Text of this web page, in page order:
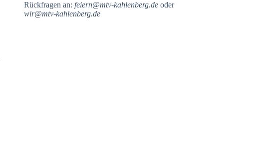
Rückfragen an:feiern@mtv-kahlenberg.de oder
wir@mtv-kahlenberg.de